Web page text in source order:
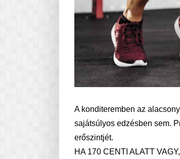
A konditeremben az
sajátsúlyos edzésben sem.
erőszintjét.
HA 170 CENTI ALATT